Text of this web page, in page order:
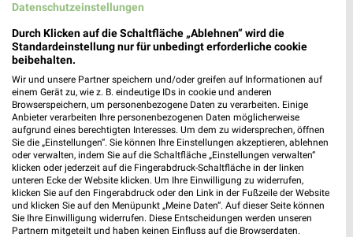
163,78 km
Filmnächte am Elbufer Dresden
Königsufer
01097 Dresden
164,42 km
Polster & Pohl Dresden
Hertha-Lindner-Str. 10-12
01067 Dresden
Heute 09:00 - 18:00 Uhr | Geöffnet
Datenschutzeinstellungen
Durch Klicken auf die Schaltfläche „Ablehnen“ wird die
Standardeinstellung nur für unbedingt erforderliche cookie
beibehalten.
Wir und unsere Partner speichern und/oder greifen auf Informationen auf
einem Gerät zu, wie z. B. eindeutige IDs in cookie und anderen
Browserspeichern, um personenbezogene Daten zu verarbeiten. Einige
Anbieter verarbeiten Ihre personenbezogenen Daten möglicherweise
aufgrund eines berechtigten Interesses. Um dem zu widersprechen, öffnen
Sie die „Einstellungen“. Sie können Ihre Einstellungen akzeptieren, ablehnen
oder verwalten, indem Sie auf die Schaltfläche „Einstellungen verwalten“
klicken oder jederzeit auf die Fingerabdruck-Schaltfläche in der linken
unteren Ecke der Website klicken. Um Ihre Einwilligung zu widerrufen,
klicken Sie auf den Fingerabdruck oder den Link in der Fußzeile der Website
und klicken Sie auf den Menüpunkt „Meine Daten“. Auf dieser Seite können
Sie Ihre Einwilligung widerrufen. Diese Entscheidungen werden unseren
Partnern mitgeteilt und haben keinen Einfluss auf die Browserdaten.